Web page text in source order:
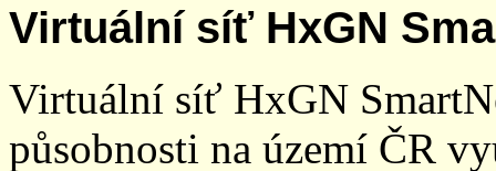
Virtuální síť HxGN
Virtuální síť HxGN
působnosti na území ČR